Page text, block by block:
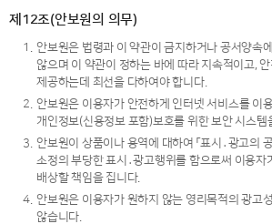
제12조(안보원의 의무)
1.
안보원은 법령과 이 약관이 금지하거나 공서양속
않으며 이 약관이 정하는 바에 따라 지속적이고,
제공하는데 최선을 다하여야 합니다.
2.
안보원은 이용자가 안전하게 인터넷 서비스를 이
개인정보(신용정보 포함)보호를 위한 보안 시스템
3.
안보원이 상품이나 용역에 대하여 「표시․광고의
소정의 부당한 표시․광고행위를 함으로써 이용자
배상할 책임을 집니다.
4. 안보원은 이용자가 원하지 않는 영리목적의 광고
않습니다.